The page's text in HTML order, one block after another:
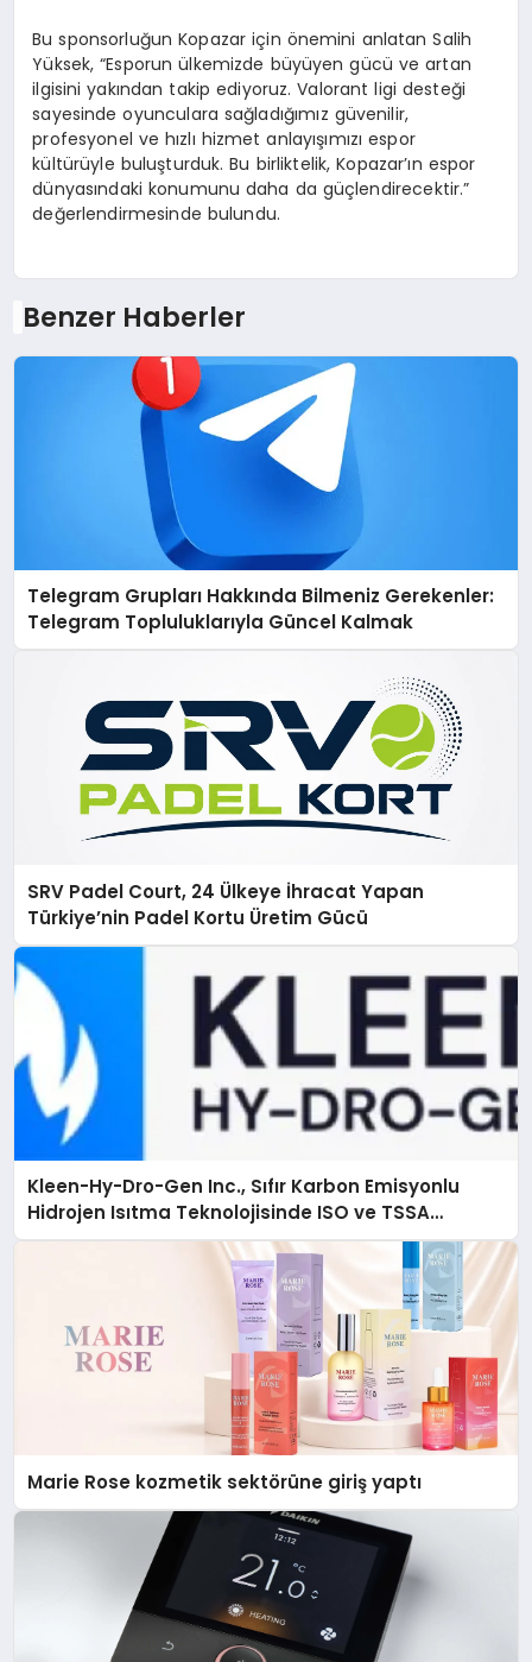
Bu sponsorluğun Kopazar için önemini anlatan Salih
Yüksek, “Esporun ülkemizde büyüyen gücü ve artan
ilgisini yakından takip ediyoruz. Valorant ligi desteği
sayesinde oyunculara sağladığımız güvenilir,
profesyonel ve hızlı hizmet anlayışımızı espor
kültürüyle buluşturduk. Bu birliktelik, Kopazar’ın espor
dünyasındaki konumunu daha da güçlendirecektir.”
değerlendirmesinde bulundu.
Benzer Haberler
Telegram Grupları Hakkında Bilmeniz Gerekenler:
Telegram Topluluklarıyla Güncel Kalmak
SRV Padel Court, 24 Ülkeye İhracat Yapan
Türkiye’nin Padel Kortu Üretim Gücü
Kleen-Hy-Dro-Gen Inc., Sıfır Karbon Emisyonlu
Hidrojen Isıtma Teknolojisinde ISO ve TSSA
Düzenleyici Onaylarını Aldı
Marie Rose kozmetik sektörüne giriş yaptı